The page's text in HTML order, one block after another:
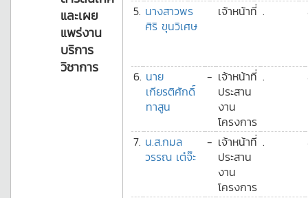
และเผย
แพร่งาน
บริการ
วิชาการ
5. นางสาวพร
ศิริ ขุนวิเศษ
เจ้าหน้าที่ .
6. นาย
เกียรติศักดิ์
ทาสูน
- เจ้าหน้าที่
ประสาน
งาน
โครงการ
.
7. น.ส.กมล
วรรณ เต๋จ๊ะ
- เจ้าหน้าที่
ประสาน
งาน
โครงการ
.